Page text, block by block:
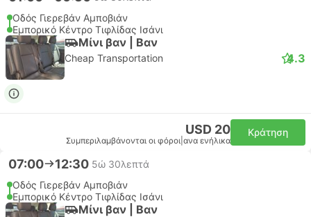
Οδός Γιερεβάν Αμποβιάν
Εμπορικό Κέντρο Τιφλίδας Ισάνι
Μίνι βαν | Βαν
Cheap Transportation 4.3
USD 20
Συμπεριλαμβάνονται οι φόροι ανα ενήλικα
Κράτηση
07:00 12:30 5ώ 30λεπτά
Οδός Γιερεβάν Αμποβιάν
Εμπορικό Κέντρο Τιφλίδας Ισάνι
Μίνι βαν | Βαν